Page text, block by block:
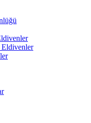
Eldivenler